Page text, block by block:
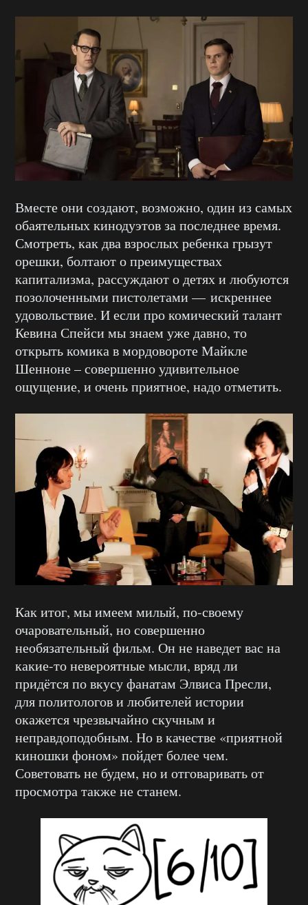
Вместе они создают, возможно, один из самых
обаятельных кинодуэтов за последнее время.
Смотреть, как два взрослых ребенка грызут
орешки, болтают о преимуществах
капитализма, рассуждают о детях и любуются
позолоченными пистолетами — искреннее
удовольствие. И если про комический талант
Кевина Спейси мы знаем уже давно, то
открыть комика в мордовороте Майкле
Шенноне – совершенно удивительное
ощущение, и очень приятное, надо отметить.
Как итог, мы имеем милый, по-своему
очаровательный, но совершенно
необязательный фильм. Он не наведет вас на
какие-то невероятные мысли, вряд ли
придётся по вкусу фанатам Элвиса Пресли,
для политологов и любителей истории
окажется чрезвычайно скучным и
неправдоподобным. Но в качестве «приятной
киношки фоном» пойдет более чем.
Советовать не будем, но и отговаривать от
просмотра также не станем.